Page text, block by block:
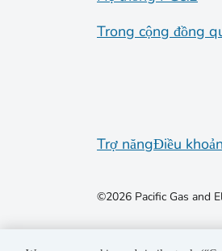
Trong cộng đồng
Trợ năngĐiều
©2026 Pacific Gas and